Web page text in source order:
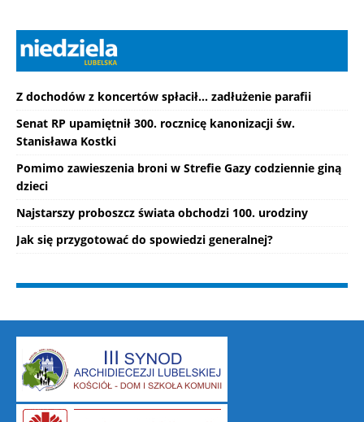
Z dochodów z koncertów spłacił... zadłużenie parafii
Senat RP upamiętnił 300. rocznicę kanonizacji św.
Stanisława Kostki
Pomimo zawieszenia broni w Strefie Gazy codziennie giną
dzieci
Najstarszy proboszcz świata obchodzi 100. urodziny
Jak się przygotować do spowiedzi generalnej?